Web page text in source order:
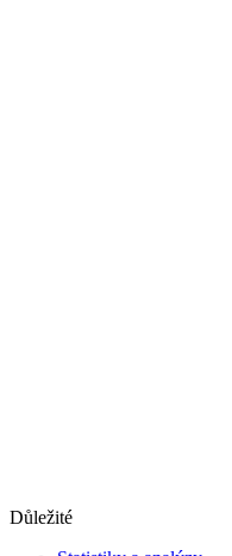
Důležité